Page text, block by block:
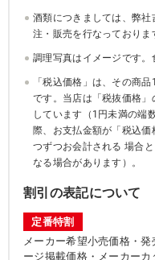
酒類につきましては、弊
注・販売を行なっておりま
調理写真はイメージです。
「税込価格」は、その商
です。当店は「税抜価格
しています（1円未満の端
際、お支払金額が「税込
つずつお会計される 場合
なる場合があります）。
割引の表記について
定番特割
メーカー希望小売価格・
ージ掲載価格・メーカー